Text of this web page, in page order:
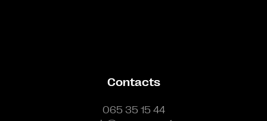
Contacts
065 35 15 44